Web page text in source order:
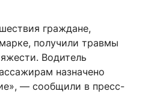
граждане,
получили травмы
Водитель
назначено
— сообщили в пресс-